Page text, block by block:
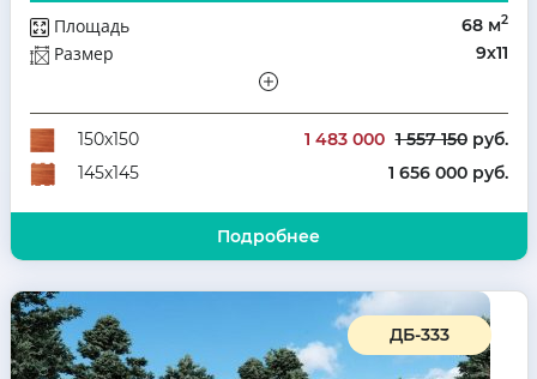
Площадь 68 м2
Размер 9х11
Количество комнат
3
150х150
1 483 000 1 557 150руб.
145х145
1 656 000 руб.
Подробнее
ДБ-333